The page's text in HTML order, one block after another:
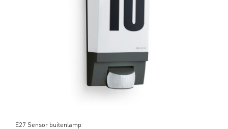
E27 Sensor buitenlamp